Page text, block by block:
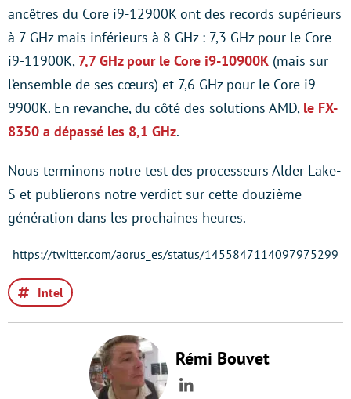
ancêtres du Core i9-12900K ont des records supérieurs
à 7 GHz mais inférieurs à 8 GHz : 7,3 GHz pour le Core
i9-11900K, 7,7 GHz pour le Core i9-10900K (mais sur
l’ensemble de ses cœurs) et 7,6 GHz pour le Core i9-
9900K. En revanche, du côté des solutions AMD, le FX-
8350 a dépassé les 8,1 GHz.
Nous terminons notre test des processeurs Alder Lake-
S et publierons notre verdict sur cette douzième
génération dans les prochaines heures.
https://twitter.com/aorus_es/status/1455847114097975299
Intel
Rémi Bouvet